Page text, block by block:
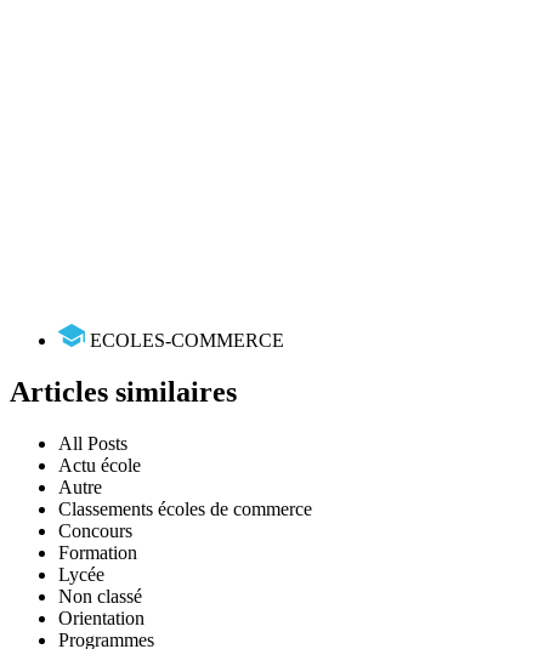
ECOLES-COMMERCE
Articles similaires
All Posts
Actu école
Autre
Classements écoles de commerce
Concours
Formation
Lycée
Non classé
Orientation
Programmes